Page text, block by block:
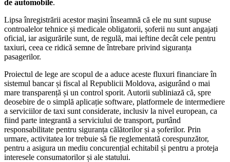
de automobile.
Lipsa înregistrării acestor mașini înseamnă că ele nu sunt supuse
controalelor tehnice și medicale obligatorii, șoferii nu sunt angajați
oficial, iar asigurările sunt, de regulă, mai ieftine decât cele pentru
taxiuri, ceea ce ridică semne de întrebare privind siguranța
pasagerilor.
Proiectul de lege are scopul de a aduce aceste fluxuri financiare în
sistemul bancar și fiscal al Republicii Moldova, asigurând o mai
mare transparență și un control sporit. Autorii subliniază că, spre
deosebire de o simplă aplicație software, platformele de intermediere
a serviciilor de taxi sunt considerate, inclusiv la nivel european, ca
fiind parte integrantă a serviciului de transport, purtând
responsabilitate pentru siguranța călătorilor și a șoferilor. Prin
urmare, activitatea lor trebuie să fie reglementată corespunzător,
pentru a asigura un mediu concurențial echitabil și pentru a proteja
interesele consumatorilor și ale statului.